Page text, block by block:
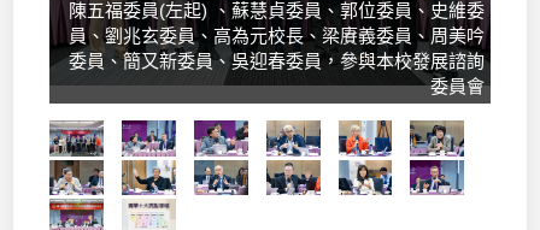
陳五福委員(左起) 、蘇慧貞委員、郭位委員、史維委
員、劉兆玄委員、高為元校長、梁賡義委員、周美吟
委員、簡又新委員、吳迎春委員，參與本校發展諮詢
委員會